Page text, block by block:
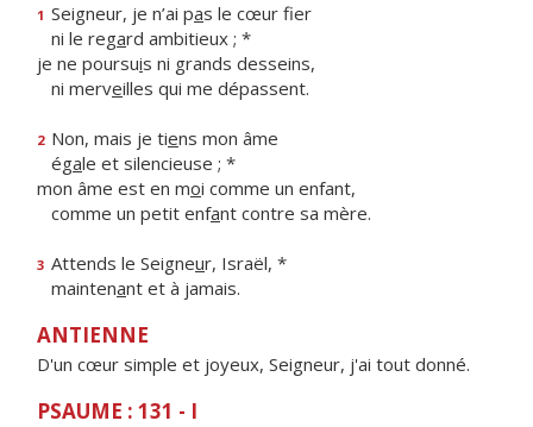
1 Seigneur, je n’ai pas le cœur fier
ni le regard ambitieux ; *
je ne poursuis ni grands desseins,
ni merveilles qui me dépassent.
2 Non, mais je tiens mon âme
égale et silencieuse ; *
mon âme est en moi comme un enfant,
comme un petit enfant contre sa mère.
3 Attends le Seigneur, Israël, *
maintenant et à jamais.
ANTIENNE
D'un cœur simple et joyeux, Seigneur, j'ai tout donné.
PSAUME : 131 - I